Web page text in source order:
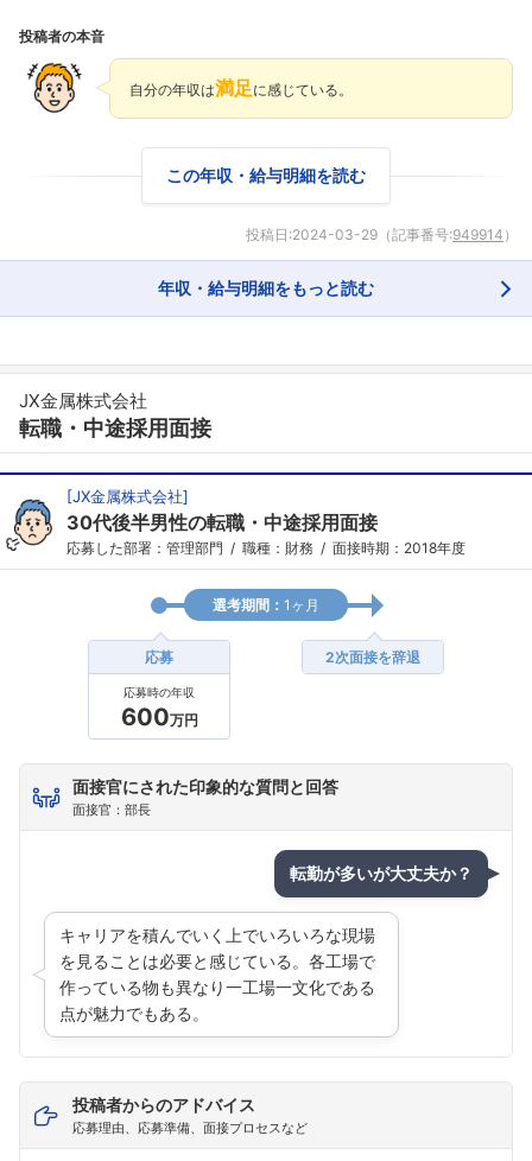
フォローしました
こちらの企業もフォローしませんか？
投稿者の本音
自分の年収は満足 に感じている。
この年収・給与明細を読む
投稿日:2024-03-29 （記事番号:949914 ）
年収・給与明細をもっと読む
JX金属株式会社
転職・中途採用面接
[JX金属株式会社]
30代後半男性の転職・中途採用面接
応募した部署：管理部門 職種：財務 面接時期：2018年度
選考期間： 1ヶ月
応募
応募時の年収
600万円
2次面接を辞退
面接官にされた印象的な質問と回答
面接官：部長
転勤が多いが大丈夫か？
キャリアを積んでいく上でいろいろな現場
を見ることは必要と感じている。各工場で
作っている物も異なり一工場一文化である
点が魅力でもある。
投稿者からのアドバイス
応募理由、応募準備、面接プロセスなど